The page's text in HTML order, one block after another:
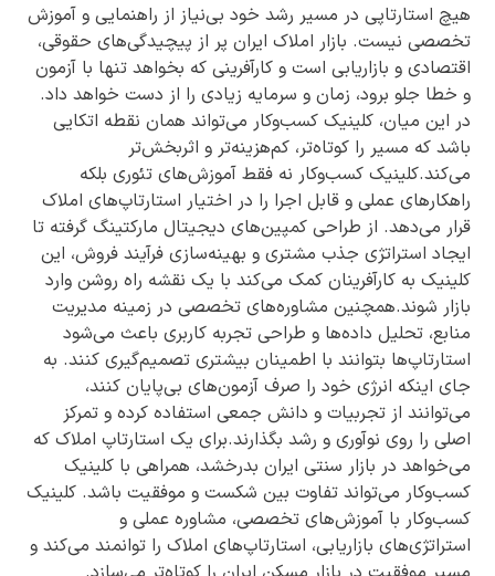
هیچ استارتاپی در مسیر رشد خود بی‌نیاز از راهنمایی و آموزش
تخصصی نیست. بازار املاک ایران پر از پیچیدگی‌های حقوقی،
اقتصادی و بازاریابی است و کارآفرینی که بخواهد تنها با آزمون
و خطا جلو برود، زمان و سرمایه زیادی را از دست خواهد داد.
در این میان، کلینیک کسب‌وکار می‌تواند همان نقطه اتکایی
باشد که مسیر را کوتاه‌تر، کم‌هزینه‌تر و اثربخش‌تر
می‌کند.کلینیک کسب‌وکار نه فقط آموزش‌های تئوری بلکه
راهکارهای عملی و قابل اجرا را در اختیار استارتاپ‌های املاک
قرار می‌دهد. از طراحی کمپین‌های دیجیتال مارکتینگ گرفته تا
ایجاد استراتژی جذب مشتری و بهینه‌سازی فرآیند فروش، این
کلینیک به کارآفرینان کمک می‌کند با یک نقشه راه روشن وارد
بازار شوند.همچنین مشاوره‌های تخصصی در زمینه مدیریت
منابع، تحلیل داده‌ها و طراحی تجربه کاربری باعث می‌شود
استارتاپ‌ها بتوانند با اطمینان بیشتری تصمیم‌گیری کنند. به
جای اینکه انرژی خود را صرف آزمون‌های بی‌پایان کنند،
می‌توانند از تجربیات و دانش جمعی استفاده کرده و تمرکز
اصلی را روی نوآوری و رشد بگذارند.برای یک استارتاپ املاک که
می‌خواهد در بازار سنتی ایران بدرخشد، همراهی با کلینیک
کسب‌وکار می‌تواند تفاوت بین شکست و موفقیت باشد. کلینیک
کسب‌وکار با آموزش‌های تخصصی، مشاوره عملی و
استراتژی‌های بازاریابی، استارتاپ‌های املاک را توانمند می‌کند و